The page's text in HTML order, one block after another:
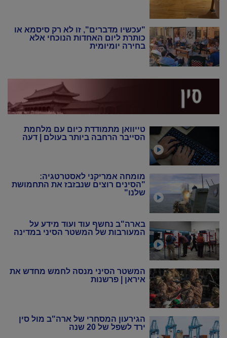
"עכשיו מדברים", זו לא רק סיסמא או
כותרת ליום האחדות הנוכחי אלא
בחירה יומיומית
טייוואן מתמודדת כיום עם מלחמת
הסייבר הרחבה ביותר בעולם | דעה
מומחה אמריקני לאסטרטגיה:
"הסינים רוצים שנבזבז את התחמושת
שלנו"
בארה"ב נחשף עוד ועוד מידע על
המעורבות של המשטר הסיני במדינה
המשטר הסיני מנסה לחמש מחדש את
איראן | פרשנות
הגירעון המסחרי של ארה"ב מול סין
ירד לשפל של 20 שנה